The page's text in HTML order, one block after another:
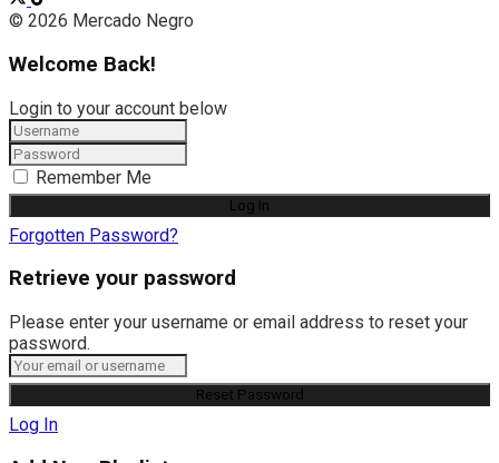
© 2026 Mercado Negro
Welcome Back!
Login to your account below
Remember Me
Forgotten Password?
Retrieve your password
Please enter your username or email address to reset your
password.
Log In